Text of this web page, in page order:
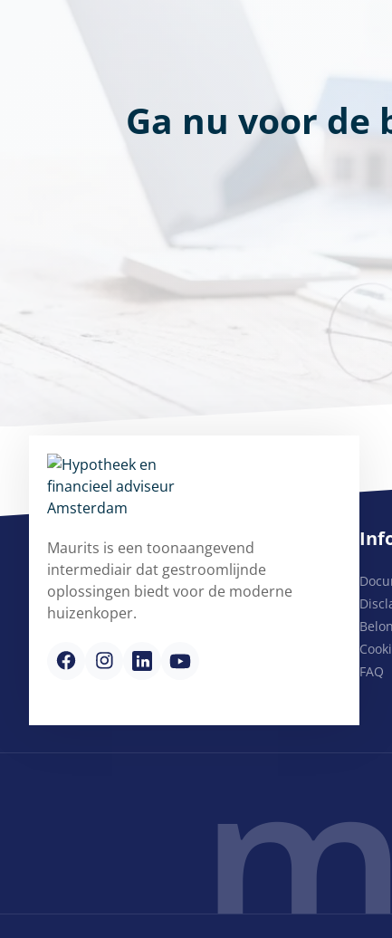
Ga nu voor de
Maurits is een toonaangevend
intermediair dat gestroomlijnde
oplossingen biedt voor de moderne
huizenkoper.
FAQ